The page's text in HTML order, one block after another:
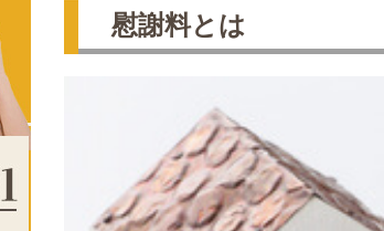
慰謝料とは